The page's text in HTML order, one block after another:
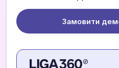
Замовити